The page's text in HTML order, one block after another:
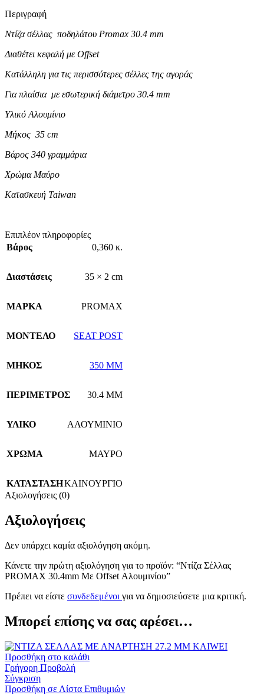
Περιγραφή
Ντίζα σέλλας ποδηλάτου Promax 30.4 mm
Διαθέτει κεφαλή με Offset
Κατάλληλη για τις περισσότερες σέλλες της αγοράς
Για πλαίσια με εσωτερική διάμετρο 30.4 mm
Υλικό Αλουμίνιο
Μήκος 35 cm
Βάρος 340 γραμμάρια
Χρώμα Μαύρο
Κατασκευή Taiwan
Επιπλέον πληροφορίες
Βάρος
0,360 κ.
Διαστάσεις 35 × 2 cm
ΜΑΡΚΑ PROMAX
ΜΟΝΤΕΛΟ SEAT POST
ΜΗΚΟΣ 350 MM
ΠΕΡΙΜΕΤΡΟΣ 30.4 MM
ΥΛΙΚΟ ΑΛΟΥΜΙΝΙΟ
ΧΡΩΜΑ ΜΑΥΡΟ
ΚΑΤΑΣΤΑΣΗΚΑΙΝΟΥΡΓΙΟ
Αξιολογήσεις (0)
Αξιολογήσεις
Δεν υπάρχει καμία αξιολόγηση ακόμη.
Κάνετε την πρώτη αξιολόγηση για το προϊόν: “Ντίζα Σέλλας
PROMAX 30.4mm Με Offset Αλουμινίου”
Πρέπει να είστε συνδεδεμένοι για να δημοσιεύσετε μια κριτική.
Μπορεί επίσης να σας αρέσει…
Προσθήκη στο καλάθι
Γρήγορη Προβολή
Σύγκριση
Προσθήκη σε Λίστα Επιθυμιών